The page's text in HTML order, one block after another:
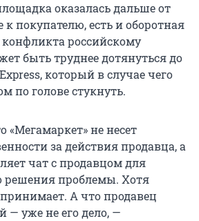
оказалась дальше от
покупателю, есть и оборотная
конфликта российскому
быть труднее дотянуться до
который в случае чего
по голове стукнуть.
«Мегамаркет» не несет
за действия продавца, а
чат с продавцом для
решения проблемы. Хотя
А что продавец
— уже не его дело, —